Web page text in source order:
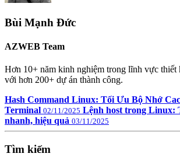
Bùi Mạnh Đức
AZWEB Team
Hơn 10+ năm kinh nghiệm trong lĩnh vực thiết
với hơn 200+ dự án thành công.
Hash Command Linux: Tối Ưu Bộ Nhớ
Terminal 02/11/2025 Lệnh host trong Linux:
nhanh, hiệu quả 03/11/2025
Tìm kiếm